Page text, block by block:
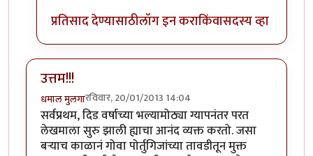
प्रतिसाद देण्यासाठीलॉग इन कराकिंवासदस्य व्हा
उत्तम!!!
धमाल मुलगारविवार, 20/01/2013 14:04
सर्वप्रथम, दिड वर्षाच्या भल्यामोठ्या ग्यापनंतर परत
लेखमाला सुरु झाली ह्याचा आनंद व्यक्त करतो. जसा
बर्‍याच काळानं गोवा पोर्तुगिजांच्या तावडीतून मुक्त